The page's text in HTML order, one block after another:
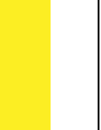
surfa eller läsa.
erbjuder
processor
surfning är smidiga
eller kör krävande
att hålla jämna